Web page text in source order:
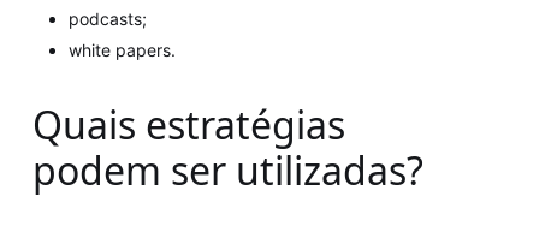
podcasts;
white papers.
Quais estratégias
podem ser utilizadas?